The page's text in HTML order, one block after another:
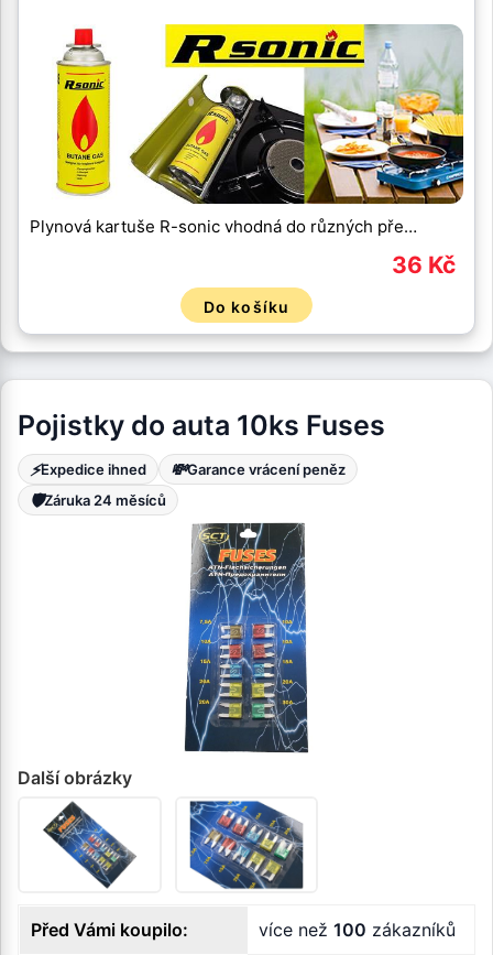
Plynová kartuše R-sonic vhodná do různých pře…
36 Kč
Do košíku
Pojistky do auta 10ks Fuses
⚡Expedice ihned 💸Garance vrácení peněz
🛡️Záruka 24 měsíců
Další obrázky
Před Vámi koupilo: více než 100 zákazníků